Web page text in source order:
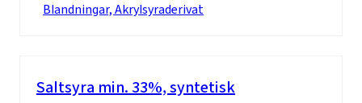
Blandningar, Akrylsyraderivat
Saltsyra min. 33%, syntetisk